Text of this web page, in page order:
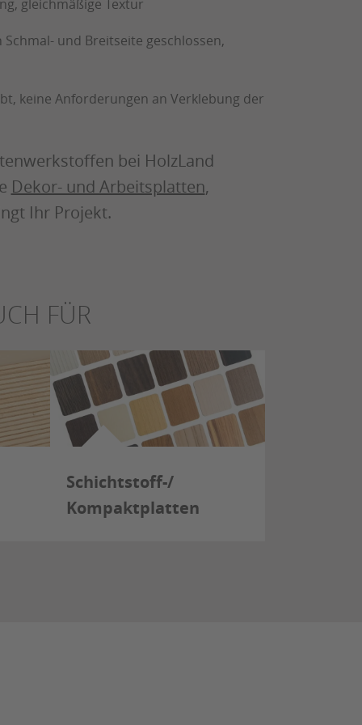
gleichmäßige Textur
Schmal- und Breitseite geschlossen,
keine Anforderungen an Verklebung der
bei HolzLand
Dekor- und Arbeitsplatten,
Ihr Projekt.
FÜR
Schichtstoff-/
Kompaktplatten